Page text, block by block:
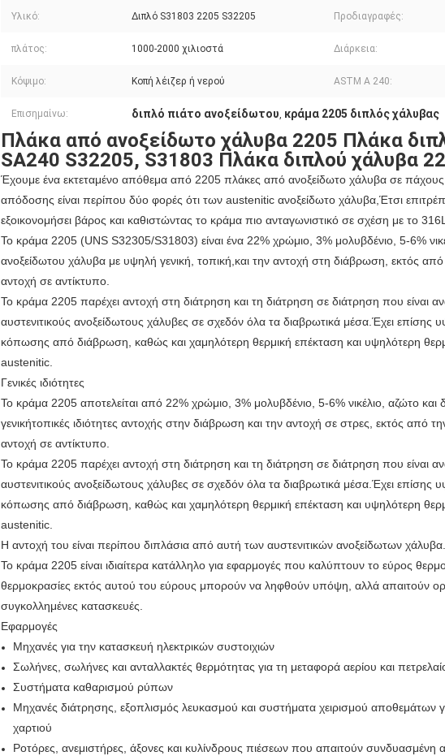
Υλικό: Διπλό S31803 2205 S32205 Προδιαγραφές:
πλάτος: 1000-2000 χιλιοστά Διάρκεια:
Κόψιμο: Κοπή λέιζερ ή νερού ASTM Α 240:
Επισημαίνω: διπλό πιάτο ανοξείδωτου, κράμα 2205 διπλός χάλυβας
Πλάκα από ανοξείδωτο χάλυβα 2205 Πλάκα
SA240 S32205, S31803 Πλάκα διπλού χάλυβα
Έχουμε ένα εκτεταμένο απόθεμα από 2205 πλάκες από ανοξείδωτο χάλυβα σε
απόδοσης είναι περίπου δύο φορές ότι των austenitic ανοξείδωτο χάλυβα,Έτσι
εξοικονομήσει βάρος και καθιστώντας το κράμα πιο ανταγωνιστικό σε σχέση με το
Το κράμα 2205 (UNS S32305/S31803) είναι ένα 22% χρώμιο, 3% μολυβδένιο, 5-6%
ανοξείδωτου χάλυβα με υψηλή γενική, τοπική,και την αντοχή στη διάβρωση, εκτός από
αντοχή σε αντίκτυπο.
Το κράμα 2205 παρέχει αντοχή στη διάτρηση και τη διάτρηση σε διάτρηση που είναι
αυστενιτικούς ανοξείδωτους χάλυβες σε σχεδόν όλα τα διαβρωτικά μέσα.Έχει επίσης
κόπωσης από διάβρωση, καθώς και χαμηλότερη θερμική επέκταση και υψηλότερη
austenitic.
Γενικές ιδιότητες
Το κράμα 2205 αποτελείται από 22% χρώμιο, 3% μολυβδένιο, 5-6% νικέλιο, αζώτο
γενικήτοπικές ιδιότητες αντοχής στην διάβρωση και την αντοχή σε στρες, εκτός από
αντοχή σε αντίκτυπο.
Το κράμα 2205 παρέχει αντοχή στη διάτρηση και τη διάτρηση σε διάτρηση που είναι
αυστενιτικούς ανοξείδωτους χάλυβες σε σχεδόν όλα τα διαβρωτικά μέσα.Έχει επίσης
κόπωσης από διάβρωση, καθώς και χαμηλότερη θερμική επέκταση και υψηλότερη
austenitic.
Η αντοχή του είναι περίπου διπλάσια από αυτή των αυστενιτικών ανοξείδωτων χάλυβα.
Το κράμα 2205 είναι ιδιαίτερα κατάλληλο για εφαρμογές που καλύπτουν το εύρος
θερμοκρασίες εκτός αυτού του εύρους μπορούν να ληφθούν υπόψη, αλλά απαιτούν
συγκολλημένες κατασκευές.
Εφαρμογές
Μηχανές για την κατασκευή ηλεκτρικών συστοιχιών
Σωλήνες, σωλήνες και ανταλλακτές θερμότητας για τη μεταφορά αερίου και
Συστήματα καθαρισμού ρύπων
Μηχανές διάτρησης, εξοπλισμός λευκασμού και συστήματα χειρισμού αποθεμάτων
χαρτιού
Ροτόρες, ανεμιστήρες, άξονες και κυλίνδρους πιέσεων που απαιτούν συνδυασμένη